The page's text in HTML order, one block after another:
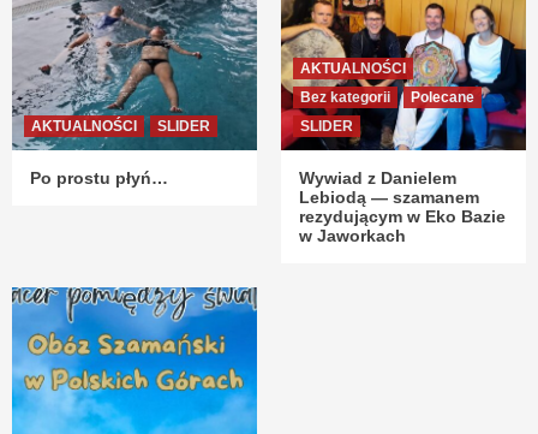
AKTUALNOŚCI SLIDER
Po prostu płyń…
AKTUALNOŚCI
Bez kategorii
Polecane
SLIDER
Wywiad z Danielem
Lebiodą — szamanem
rezydującym w Eko Bazie
w Jaworkach